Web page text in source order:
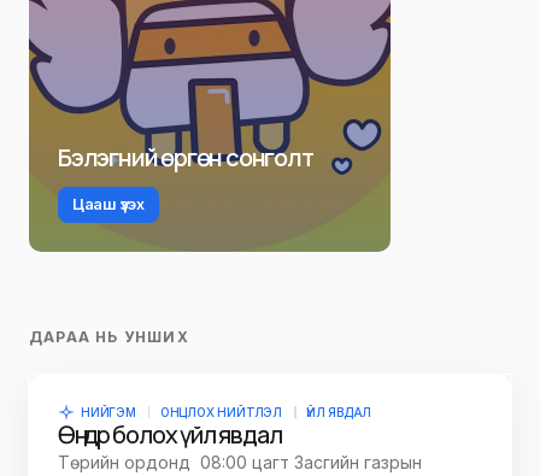
Бэлэгний өргөн сонголт
Цааш үзэх
ДАРАА НЬ УНШИХ
НИЙГЭМ ОНЦЛОХ НИЙТЛЭЛ ҮЙЛ ЯВДАЛ
Өнөөдөр болох үйл явдал
Төрийн ордонд 08:00 цагт Засгийн газрын